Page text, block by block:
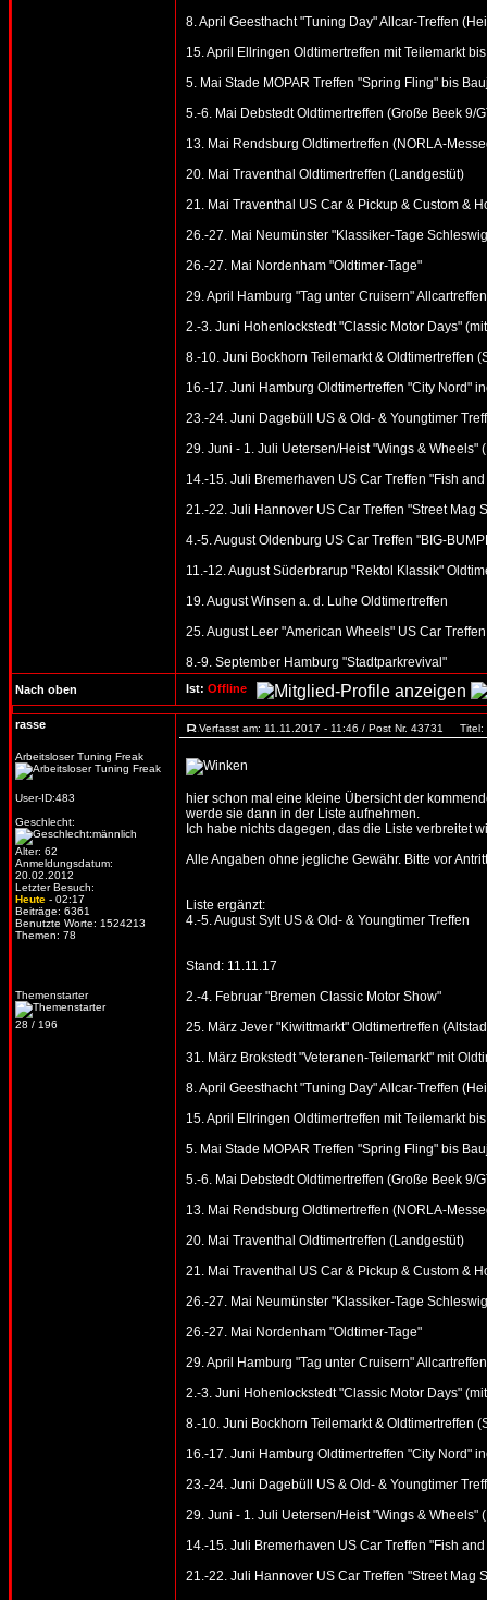
8. April Geesthacht "Tuning Day" Allcar-Treffen
15. April Ellringen Oldtimertreffen mit Teilemarkt
5. Mai Stade MOPAR Treffen "Spring Fling" bis
5.-6. Mai Debstedt Oldtimertreffen (Große Beek 9/
13. Mai Rendsburg Oldtimertreffen (NORLA-
20. Mai Traventhal Oldtimertreffen (Landgestüt)
21. Mai Traventhal US Car & Pickup & Custom &
26.-27. Mai Neumünster "Klassiker-Tage
26.-27. Mai Nordenham "Oldtimer-Tage"
29. April Hamburg "Tag unter Cruisern" Allcartreffen
2.-3. Juni Hohenlockstedt "Classic Motor Days"
8.-10. Juni Bockhorn Teilemarkt & Oldtimertreffen
16.-17. Juni Hamburg Oldtimertreffen "City Nord"
23.-24. Juni Dagebüll US & Old- & Youngtimer
29. Juni - 1. Juli Uetersen/Heist "Wings & Wheels"
14.-15. Juli Bremerhaven US Car Treffen "Fish
21.-22. Juli Hannover US Car Treffen "Street Mag
4.-5. August Oldenburg US Car Treffen "BIG-
11.-12. August Süderbrarup "Rektol Klassik"
19. August Winsen a. d. Luhe Oldtimertreffen
25. August Leer "American Wheels" US Car Treffen
8.-9. September Hamburg "Stadtparkrevival"
Nach oben Ist: Offline
rasse
Arbeitsloser Tuning Freak
User-ID:483
Geschlecht:
Alter: 62
Anmeldungsdatum:
20.02.2012
Letzter Besuch:
Heute - 02:17
Beiträge: 6361
Benutzte Worte: 1524213
Themen: 78
Themenstarter
28 / 196
Verfasst am: 11.11.2017 - 11:46 / Post Nr. 43731 Titel:
hier schon mal eine kleine Übersicht der
werde sie dann in der Liste aufnehmen.
Ich habe nichts dagegen, das die Liste verbreitet
Alle Angaben ohne jegliche Gewähr. Bitte vor
Liste ergänzt:
4.-5. August Sylt US & Old- & Youngtimer Treffen
Stand: 11.11.17
2.-4. Februar "Bremen Classic Motor Show"
25. März Jever "Kiwittmarkt" Oldtimertreffen
31. März Brokstedt "Veteranen-Teilemarkt" mit
8. April Geesthacht "Tuning Day" Allcar-Treffen
15. April Ellringen Oldtimertreffen mit Teilemarkt
5. Mai Stade MOPAR Treffen "Spring Fling" bis
5.-6. Mai Debstedt Oldtimertreffen (Große Beek 9/
13. Mai Rendsburg Oldtimertreffen (NORLA-
20. Mai Traventhal Oldtimertreffen (Landgestüt)
21. Mai Traventhal US Car & Pickup & Custom &
26.-27. Mai Neumünster "Klassiker-Tage
26.-27. Mai Nordenham "Oldtimer-Tage"
29. April Hamburg "Tag unter Cruisern" Allcartreffen
2.-3. Juni Hohenlockstedt "Classic Motor Days"
8.-10. Juni Bockhorn Teilemarkt & Oldtimertreffen
16.-17. Juni Hamburg Oldtimertreffen "City Nord"
23.-24. Juni Dagebüll US & Old- & Youngtimer
29. Juni - 1. Juli Uetersen/Heist "Wings & Wheels"
14.-15. Juli Bremerhaven US Car Treffen "Fish
21.-22. Juli Hannover US Car Treffen "Street Mag